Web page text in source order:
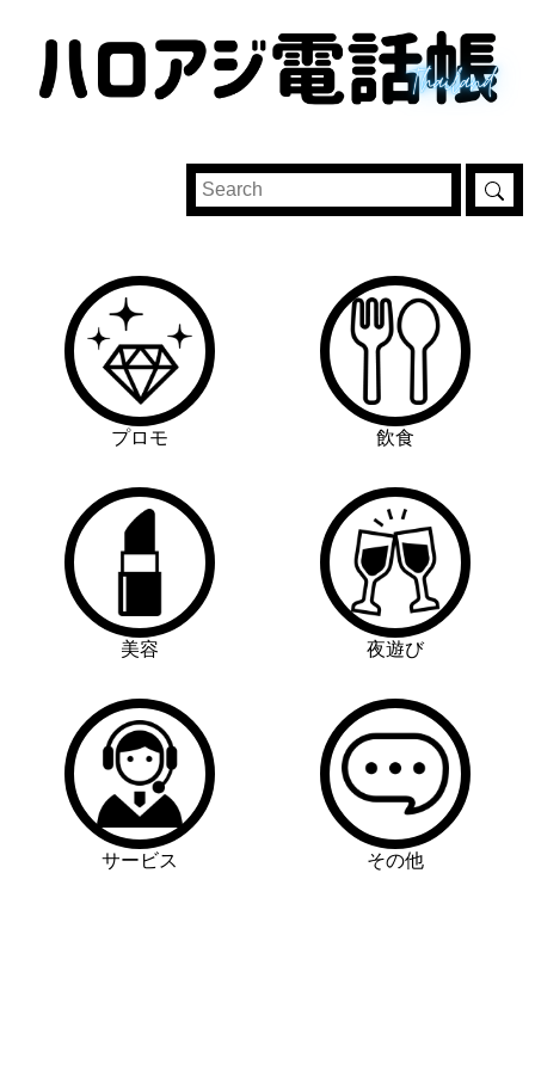
プロモ 飲食
美容 夜遊び
サービス その他